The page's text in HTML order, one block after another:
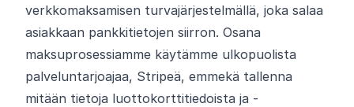
verkkomaksamisen turvajärjestelmällä, joka salaa
asiakkaan pankkitietojen siirron. Osana
maksuprosessiamme käytämme ulkopuolista
palveluntarjoajaa, Stripeä, emmekä tallenna
mitään tietoja luottokorttitiedoista ja -